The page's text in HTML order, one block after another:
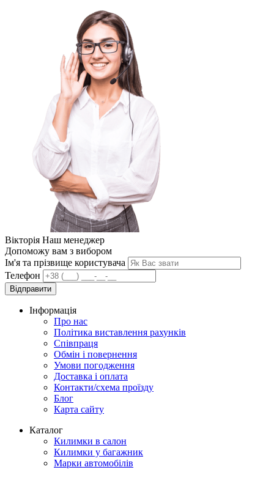
Вікторія Наш менеджер
Допоможу вам з вибором
Ім'я та прізвище користувача
Телефон
Відправити
Інформація
Про нас
Політика виставлення рахунків
Співпраця
Обмін і повернення
Умови погодження
Доставка і оплата
Контакти/схема проїзду
Блог
Карта сайту
Каталог
Килимки в салон
Килимки у багажник
Марки автомобілів